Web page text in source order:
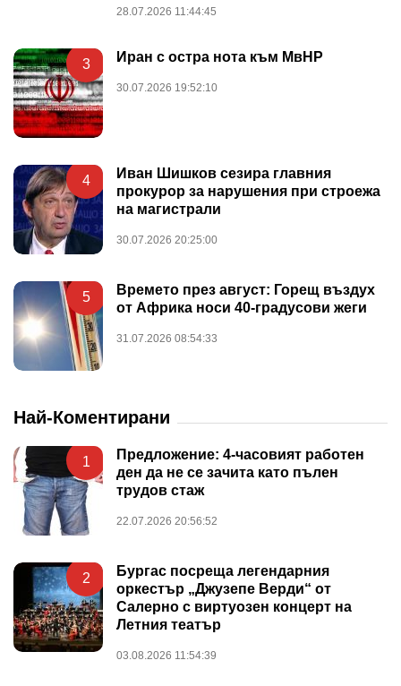
28.07.2026 11:44:45
3 Иран с остра нота към МвНР
30.07.2026 19:52:10
4
Иван Шишков сезира главния
прокурор за нарушения при строежа
на магистрали
30.07.2026 20:25:00
5
Времето през август: Горещ въздух
от Африка носи 40-градусови жеги
31.07.2026 08:54:33
Най-Коментирани
1
Предложение: 4-часовият работен
ден да не се зачита като пълен
трудов стаж
22.07.2026 20:56:52
2
Бургас посреща легендарния
оркестър „Джузепе Верди“ от
Салерно с виртуозен концерт на
Летния театър
03.08.2026 11:54:39